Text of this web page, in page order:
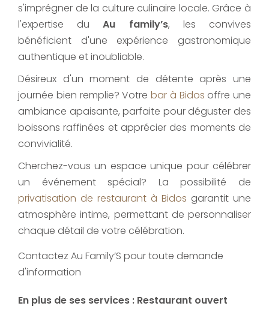
s'imprégner de la culture culinaire locale. Grâce à
l'expertise duAu family’s, les convives
bénéficient d'une expérience gastronomique
authentique et inoubliable.
Désireux d'un moment de détente après une
journée bien remplie? Votre bar à Bidos offre une
ambiance apaisante, parfaite pour déguster des
boissons raffinées et apprécier des moments de
convivialité.
Cherchez-vous un espace unique pour célébrer
un événement spécial? La possibilité de
privatisation de restaurant à Bidos garantit une
atmosphère intime, permettant de personnaliser
chaque détail de votre célébration.
Contactez Au Family’S pour toute demande
d'information
En plus de ses services : Restaurant ouvert